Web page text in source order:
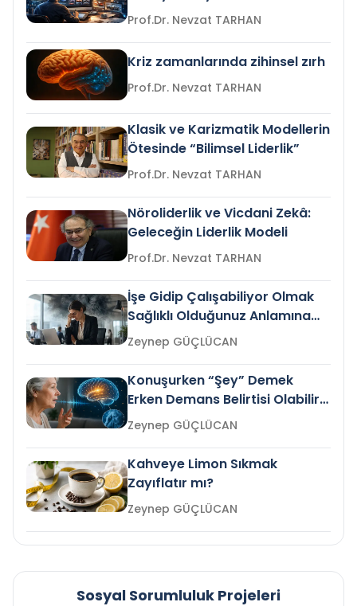
Prof.Dr. Nevzat TARHAN
Kriz zamanlarında zihinsel zırh
Prof.Dr. Nevzat TARHAN
Klasik ve Karizmatik Modellerin
Ötesinde “Bilimsel Liderlik”
Prof.Dr. Nevzat TARHAN
Nöroliderlik ve Vicdani Zekâ:
Geleceğin Liderlik Modeli
Prof.Dr. Nevzat TARHAN
İşe Gidip Çalışabiliyor Olmak
Sağlıklı Olduğunuz Anlamına
Gelir mi?Zeynep GÜÇLÜCAN
Konuşurken “Şey” Demek
Erken Demans Belirtisi Olabilir
mi?
Zeynep GÜÇLÜCAN
Kahveye Limon Sıkmak
Zayıflatır mı?
Zeynep GÜÇLÜCAN
Sosyal Sorumluluk Projeleri